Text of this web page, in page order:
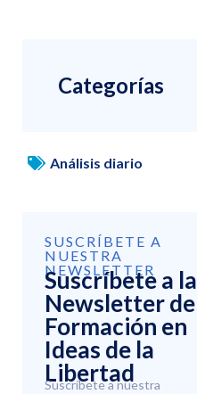
Categorías
Análisis diario
SUSCRÍBETE A
NUESTRA
NEWSLETTER
Suscríbete a la
Newsletter de
Formación en
Ideas de la
Libertad
Suscríbete a nuestra